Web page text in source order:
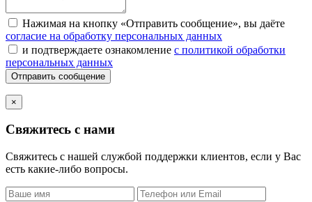
Нажимая на кнопку «Отправить сообщение», вы даёте
согласие на обработку персональных данных
и подтверждаете ознакомление с политикой обработки
персональных данных
Отправить сообщение
×
Свяжитесь с нами
Свяжитесь с нашей службой поддержки клиентов, если у Вас
есть какие-либо вопросы.